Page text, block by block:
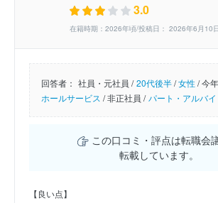
3.0
在籍時期：2026年頃/投稿日： 2026年6月10
回答者： 社員・元社員 / 20代後半/女性/今
ホールサービス /非正社員 / パート・アルバイ
この口コミ・評点は転職会
転載しています。
【良い点】